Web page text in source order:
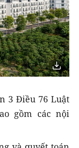
3 Điều 76 Luật
gồm các nội